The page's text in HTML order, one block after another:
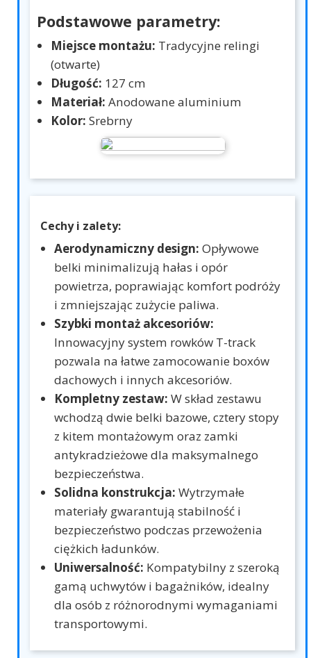
Podstawowe parametry:
Miejsce montażu: Tradycyjne relingi
(otwarte)
Długość: 127 cm
Materiał: Anodowane aluminium
Kolor: Srebrny
Cechy i zalety:
Aerodynamiczny design: Opływowe
belki minimalizują hałas i opór
powietrza, poprawiając komfort podróży
i zmniejszając zużycie paliwa.
Szybki montaż akcesoriów:
Innowacyjny system rowków T-track
pozwala na łatwe zamocowanie boxów
dachowych i innych akcesoriów.
Kompletny zestaw: W skład zestawu
wchodzą dwie belki bazowe, cztery stopy
z kitem montażowym oraz zamki
antykradzieżowe dla maksymalnego
bezpieczeństwa.
Solidna konstrukcja: Wytrzymałe
materiały gwarantują stabilność i
bezpieczeństwo podczas przewożenia
ciężkich ładunków.
Uniwersalność: Kompatybilny z szeroką
gamą uchwytów i bagażników, idealny
dla osób z różnorodnymi wymaganiami
transportowymi.